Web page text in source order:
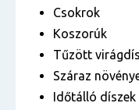
Csokrok
Koszorúk
Tűzött
Száraz
Időtálló díszek